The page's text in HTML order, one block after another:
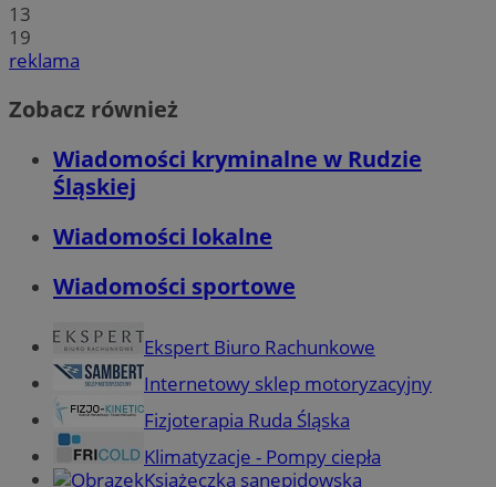
13
19
reklama
Zobacz również
Wiadomości kryminalne w Rudzie
Śląskiej
Wiadomości lokalne
Wiadomości sportowe
Ekspert Biuro Rachunkowe
Internetowy sklep motoryzacyjny
Fizjoterapia Ruda Śląska
Klimatyzacje - Pompy ciepła
Książeczka sanepidowska